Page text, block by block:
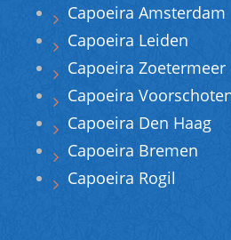
Capoeira Amsterdam
Capoeira Leiden
Capoeira Zoetermeer
Capoeira
Capoeira Den Haag
Capoeira Bremen
Capoeira Rogil